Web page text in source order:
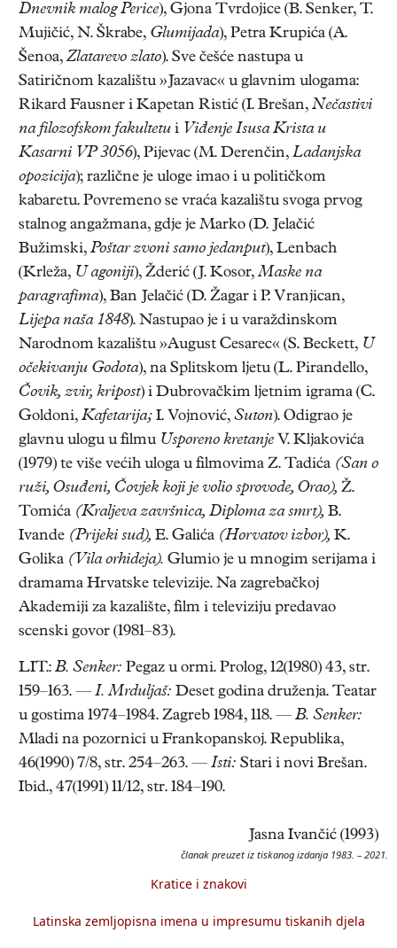
Dnevnik malog Perice), Gjona Tvrdojice (B. Senker, T.
Mujičić, N. Škrabe, Glumijada), Petra Krupića (A.
Šenoa, Zlatarevo zlato). Sve češće nastupa u
Satiričnom kazalištu »Jazavac« u glavnim ulogama:
Rikard Fausner i Kapetan Ristić (I. Brešan, Nečastivi
na filozofskom fakultetu i Viđenje Isusa Krista u
Kasarni VP 3056), Pijevac (M. Derenčin, Ladanjska
opozicija); različne je uloge imao i u političkom
kabaretu. Povremeno se vraća kazalištu svoga prvog
stalnog angažmana, gdje je Marko (D. Jelačić
Bužimski, Poštar zvoni samo jedanput), Lenbach
(Krleža, U agoniji), Žderić (J. Kosor,Maske na
paragrafima), Ban Jelačić (D. Žagar i P. Vranjican,
Lijepa naša 1848). Nastupao je i u varaždinskom
Narodnom kazalištu »August Cesarec« (S. Beckett, U
očekivanju Godota), na Splitskom ljetu (L. Pirandello,
Čovik, zvir, kripost) i Dubrovačkim ljetnim igrama (C.
Goldoni, Kafetarija; I. Vojnović, Suton). Odigrao je
glavnu ulogu u filmu Usporeno kretanje V. Kljakovića
(1979) te više većih uloga u filmovima Z. Tadića (San o
ruži, Osuđeni, Čovjek koji je volio sprovode, Orao), Ž.
Tomića (Kraljeva završnica, Diploma za smrt), B.
Ivande (Prijeki sud), E. Galića (Horvatov izbor), K.
Golika (Vila orhideja). Glumio je u mnogim serijama i
dramama Hrvatske televizije. Na zagrebačkoj
Akademiji za kazalište, film i televiziju predavao
scenski govor (1981–83).
LIT.: B. Senker: Pegaz u ormi. Prolog, 12(1980) 43, str.
159–163. — I. Mrduljaš: Deset godina druženja. Teatar
u gostima 1974–1984. Zagreb 1984, 118. — B. Senker:
Mladi na pozornici u Frankopanskoj. Republika,
46(1990) 7/8, str. 254–263. — Isti: Stari i novi Brešan.
Ibid., 47(1991) 11/12, str. 184–190.
Jasna Ivančić (1993)
članak preuzet iz tiskanog izdanja 1983. – 2021.
Kratice i znakovi
Latinska zemljopisna imena u impresumu tiskanih djela